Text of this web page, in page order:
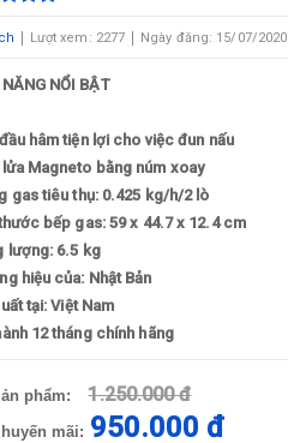
Lượt xem: 2277 Ngày đăng: 15/07/2020
NỔI BẬT
hâm tiện lợi cho việc đun nấu
Magneto bằng núm xoay
gas tiêu thụ: 0.425 kg/h/2 lò
bếp gas: 59 x 44.7 x 12.4 cm
lượng: 6.5 kg
hiệu của: Nhật Bản
tại: Việt Nam
12 tháng chính hãng
phẩm: 1.250.000 đ
mãi: 950.000 đ